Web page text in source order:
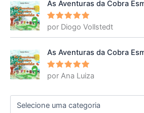
As Aventuras da Cobra
Avaliação
5
por Diogo Vollstedt
As Aventuras da Cobra
Avaliação
5
por Ana Luiza